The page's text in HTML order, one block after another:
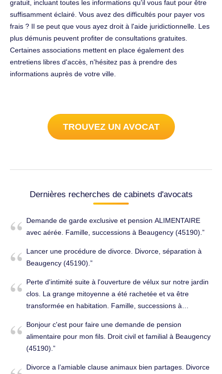
gratuit, incluant toutes les informations qu'il vous faut pour être
suffisamment éclairé. Vous avez des difficultés pour payer vos
frais ? Il se peut que vous ayez droit à l'aide juridictionnelle. Les
plus démunis peuvent profiter de consultations gratuites.
Certaines associations mettent en place également des
entretiens libres d'accès, n'hésitez pas à prendre des
informations auprès de votre ville.
TROUVEZ UN AVOCAT
Dernières recherches de cabinets d'avocats
Demande de garde exclusive et pension ALIMENTAIRE
avec aérée. Famille, successions à Beaugency (45190).
Lancer une procédure de divorce. Divorce, séparation à
Beaugency (45190).
Perte d'intimité suite à l'ouverture de vélux sur notre jardin
clos. La grange mitoyenne a été rachetée et va être
transformée en habitation. Famille, successions à
Bonjour c'est pour faire une demande de pension
alimentaire pour mon fils. Droit civil et familial à Beaugency
(45190).
Divorce a l’amiable clause animaux bien partages. Divorce